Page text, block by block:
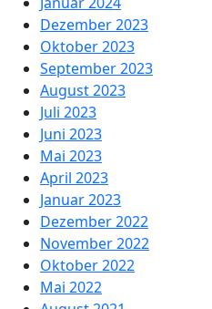
Dezember 2023
Oktober 2023
September 2023
August 2023
Juli 2023
Juni 2023
Mai 2023
April 2023
Januar 2023
Dezember 2022
November 2022
Oktober 2022
Mai 2022